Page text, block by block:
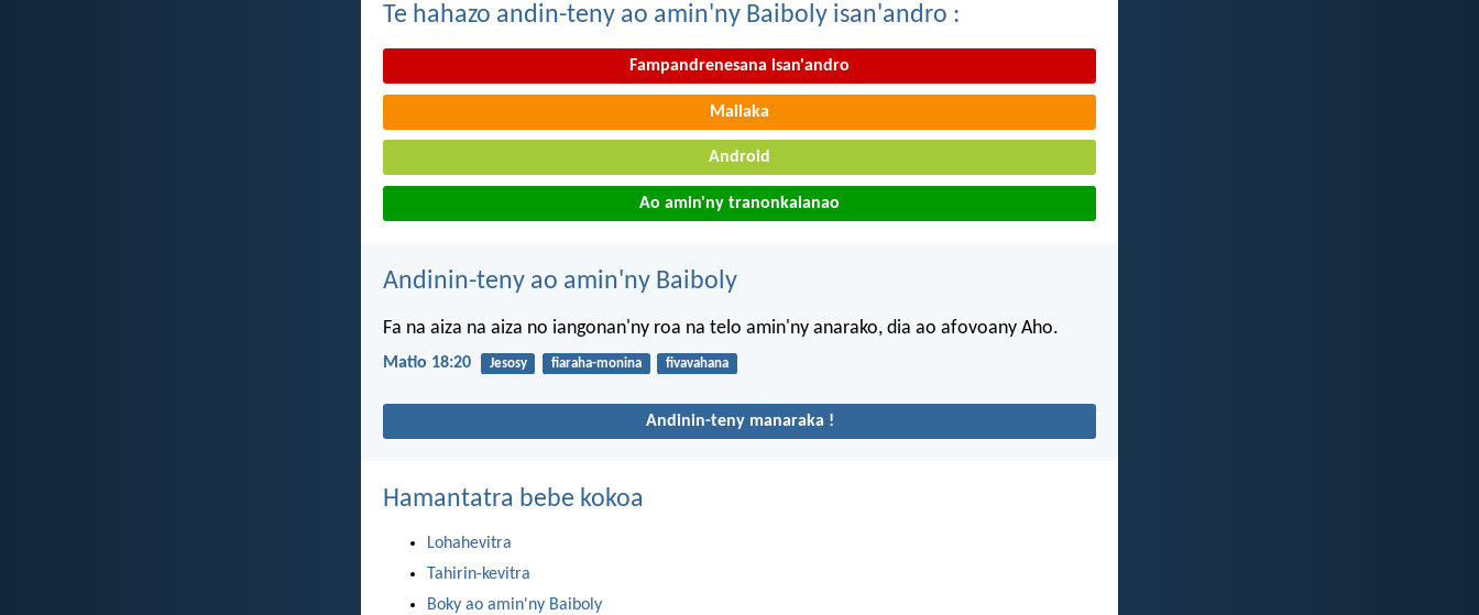
Te hahazo andin-teny ao amin'ny Baiboly isan'andro :
Fampandrenesana isan'andro
Mailaka
Android
Ao amin'ny tranonkalanao
Andinin-teny ao amin'ny Baiboly
Fa na aiza na aiza no iangonan'ny roa na telo amin'ny anarako, dia ao afovoany Aho.
Matio 18:20 Jesosy fiaraha-monina fivavahana
Andinin-teny manaraka !
Hamantatra bebe kokoa
Lohahevitra
Tahirin-kevitra
Boky ao amin'ny Baiboly